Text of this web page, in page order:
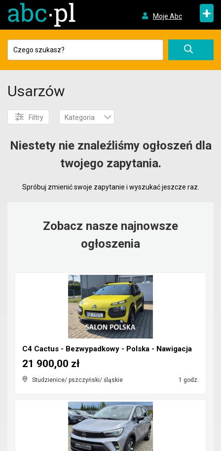
Moje Abc +
Usarzów
Filtry Kategoria
Niestety nie znaleźliśmy ogłoszeń dla
twojego zapytania.
Spróbuj zmienić swoje zapytanie i wyszukać jeszcze raz.
Zobacz nasze najnowsze
ogłoszenia
C4 Cactus - Bezwypadkowy - Polska - Nawigacja
Studzienice/ pszczyński/ śląskie 1 godz.
21 900,00 zł